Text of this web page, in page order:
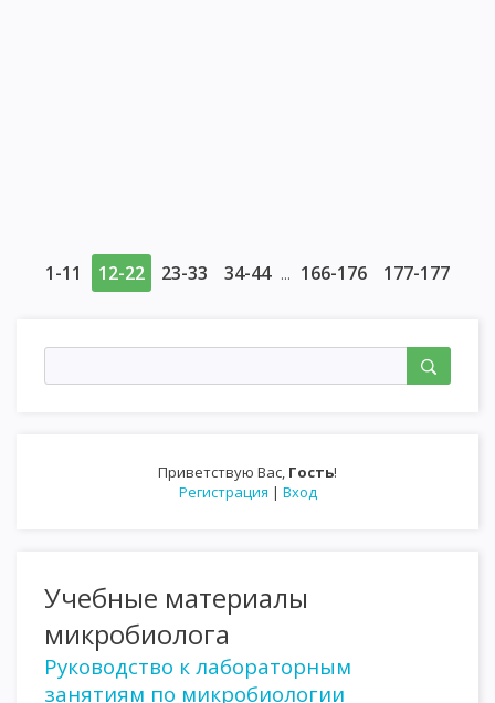
Приветствую Вас, Гость!
Регистрация | Вход
Учебные материалы
микробиолога
Руководство к лабораторным
занятиям по микробиологии
1-11 12-22 23-33 34-44 ... 166-176 177-177